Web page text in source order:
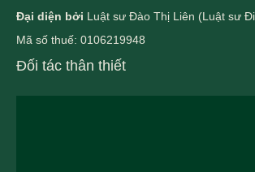
Đại diện bởi Luật sư Đào Thị Liên (Luật sư
Mã số thuế: 0106219948
Đối tác thân thiết